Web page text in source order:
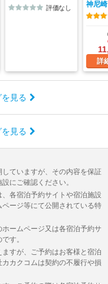
評価なし
神尼崎
詳
見る
見る
ていますが、その内容を保証
にご確認ください。
各宿泊予約サイトや宿泊施設
ージ等にて公開されている特
ームページ又は各宿泊予約サ
す。
すが、ご予約はお客様と宿泊
カクコムは契約の不履行や損